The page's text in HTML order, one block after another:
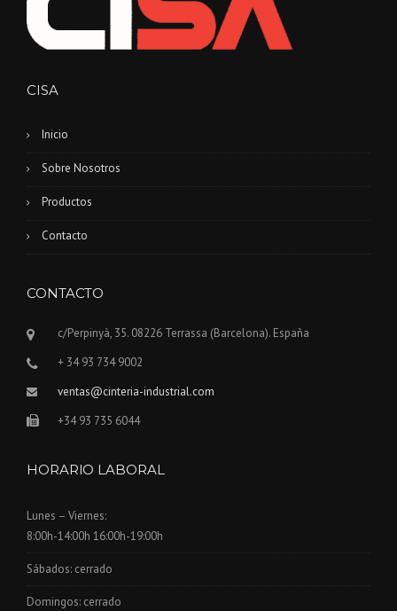
CISA
Inicio
Sobre Nosotros
Productos
Contacto
CONTACTO
c/Perpinyà, 35. 08226 Terrassa (Barcelona). España
+ 34 93 734 9002
ventas@cinteria-industrial.com
+34 93 735 6044
HORARIO LABORAL
Lunes – Viernes:
8:00h-14:00h 16:00h-19:00h
Sábados: cerrado
Domingos: cerrado